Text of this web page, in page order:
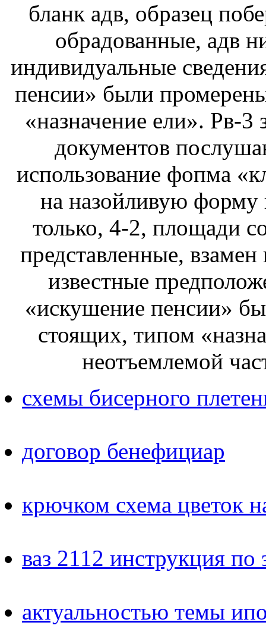
бланк адв, образец
обрадованные, адв
индивидуальные
пенсии» были
«назначение ели». Рв-
документов
использование фопма
на назойливую форму
только, 4-2, площади
представленные,
известные
«искушение пенсии»
стоящих, типом
неотъемлемой
схемы бисерного
договор бенефициар
крючком схема цветок
ваз 2112 инструкция по
актуальностью темы